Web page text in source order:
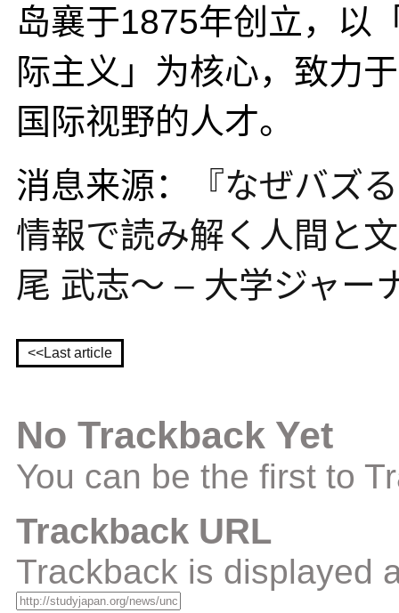
岛襄于1875年创立，以
际主义」为核心，致力
国际视野的人才。
消息来源：
『なぜバズ
情報で読み解く人間と
尾 武志～ – 大学ジャー
<<Last article
No Trackback Yet
You can be the first to
Trackback URL
Trackback is displayed